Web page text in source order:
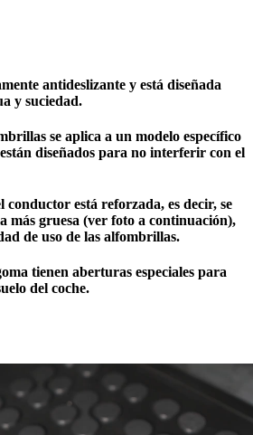
antideslizante y está diseñada
y suciedad.
se aplica a un modelo específico
diseñados para no interferir con el
conductor está reforzada, es decir, se
más gruesa (ver foto a continuación),
de uso de las alfombrillas.
tienen aberturas especiales para
del coche.